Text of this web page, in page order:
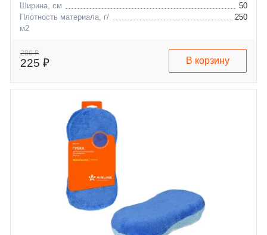
Ширина, см
50
Плотность материала, г/
м2
250
280 ₽
225 ₽ В корзину